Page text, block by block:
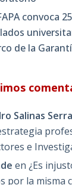
convoca
de la
Salinas
e
en¿Es
por la misma